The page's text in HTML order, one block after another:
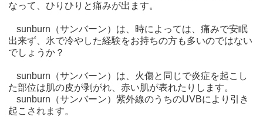
なって、ひりひりと痛みが出ます。
sunburn（サンバーン）は、時によっては、痛みで安眠
出来ず、氷で冷やした経験をお持ちの方も多いのではない
でしょうか？
sunburn（サンバーン）は、火傷と同じで炎症を起こし
た部位は肌の皮が剥がれ、赤い肌が表れたりします。
sunburn（サンバーン）紫外線のうちのUVBにより引き
起こされます。